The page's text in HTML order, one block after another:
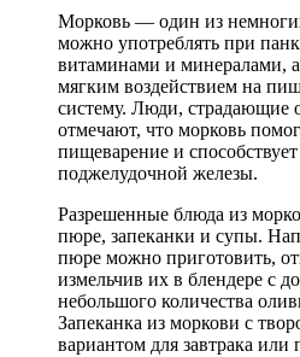
Морковь — один из
можно употреблять при
витаминами и минералами, а
мягким воздействием на
систему. Люди, страдающие
отмечают, что морковь
пищеварение и
поджелудочной железы.
Разрешенные блюда из
пюре, запеканки и супы.
пюре можно приготовить,
измельчив их в блендере с
небольшого количества
Запеканка из моркови с
вариантом для завтрака или